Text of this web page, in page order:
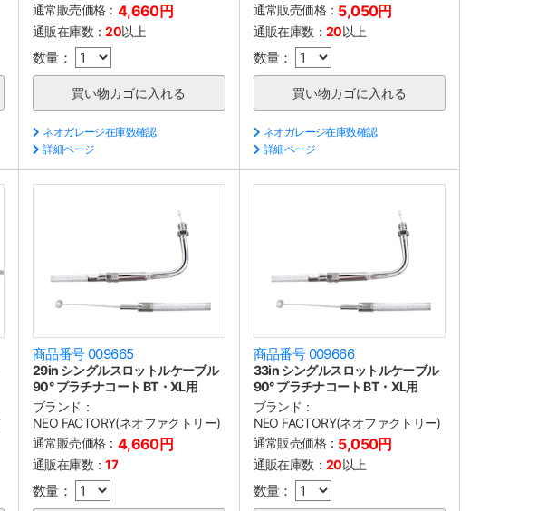
通常販売価格： 4,660円
通販在庫数：20以上
数量：
ネオガレージ在庫数確認
詳細ページ
通常販売価格： 5,050円
通販在庫数： 20以上
数量：
ネオガレージ在庫数確認
詳細ページ
商品番号 009665
29in シングルスロットルケーブル
90° プラチナコート BT・XL用
ブランド：
NEO FACTORY(ネオファクトリー)
通常販売価格： 4,660円
通販在庫数：17
数量：
商品番号 009666
33in シングルスロットルケーブル
90° プラチナコート BT・XL用
ブランド：
NEO FACTORY(ネオファクトリー)
通常販売価格： 5,050円
通販在庫数： 20以上
数量：